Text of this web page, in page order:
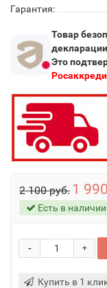
Гарантия:
Товар
Это
2 100 руб. 1
Есть в наличии
+
-
Купить в 1